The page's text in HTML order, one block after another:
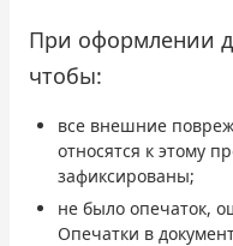
При оформлении
чтобы:
все внешние
относятся к этому
зафиксированы;
не было опечаток,
Опечатки в